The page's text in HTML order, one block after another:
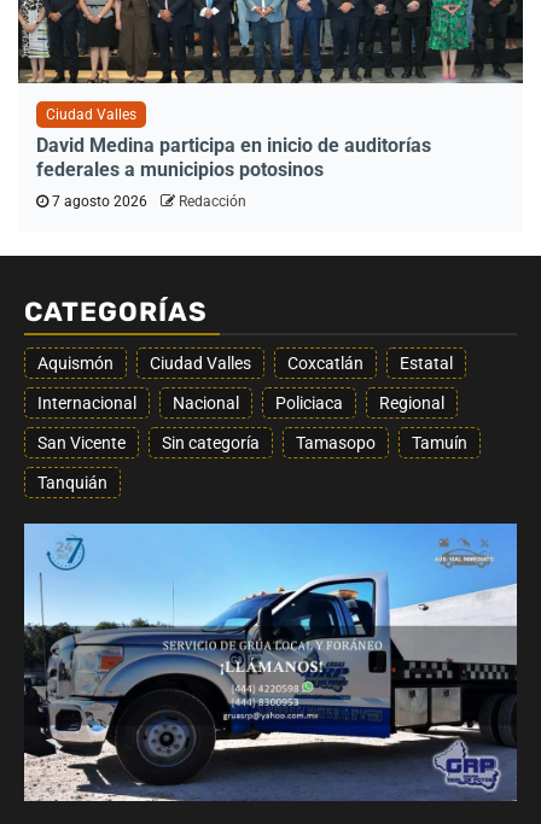
Ciudad Valles
David Medina participa en inicio de auditorías
federales a municipios potosinos
7 agosto 2026 Redacción
CATEGORÍAS
Aquismón Ciudad Valles Coxcatlán Estatal
Internacional Nacional Policiaca Regional
San Vicente Sin categoría Tamasopo Tamuín
Tanquián